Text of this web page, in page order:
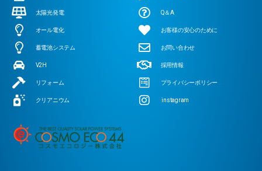
太陽光発電
オール電化
蓄電池システム
V2H
リフォーム
クリアニウム
Q＆A
お客様の安心のために
お問い合わせ
採用情報
プライバシーポリシー
instagram